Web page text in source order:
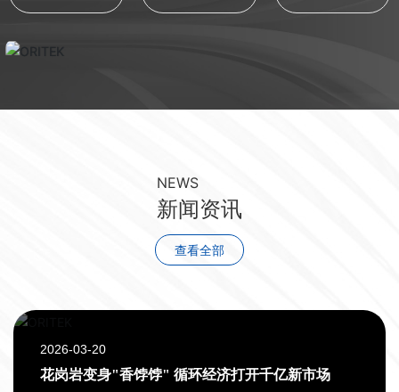
NEWS
新闻资讯
查看全部
2026-03-20
花岗岩变身"香饽饽" 循环经济打开千亿新市场